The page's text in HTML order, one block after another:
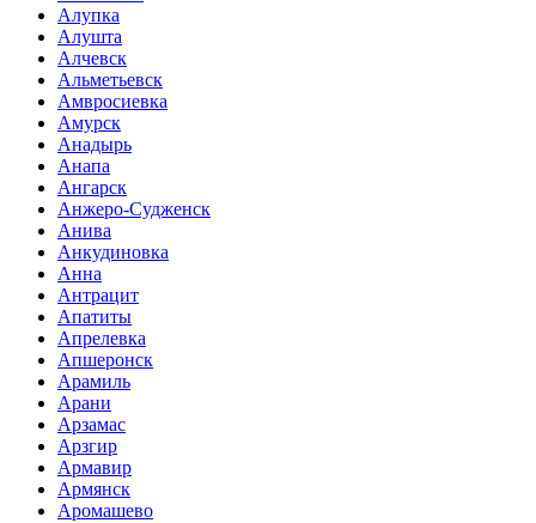
Алупка
Алушта
Алчевск
Альметьевск
Амвросиевка
Амурск
Анадырь
Анапа
Ангарск
Анжеро-Судженск
Анива
Анкудиновка
Анна
Антрацит
Апатиты
Апрелевка
Апшеронск
Арамиль
Арани
Арзамас
Арзгир
Армавир
Армянск
Аромашево